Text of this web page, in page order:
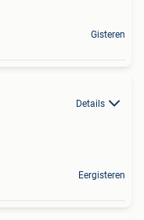
Gisteren
Details
Eergisteren